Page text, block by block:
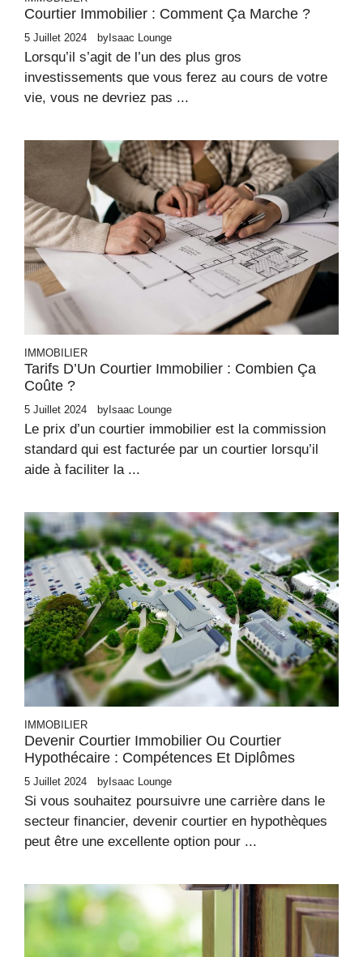
Courtier Immobilier : Comment Ça Marche ?
5 Juillet 2024 by Isaac Lounge
Lorsqu’il s’agit de l’un des plus gros
investissements que vous ferez au cours de votre
vie, vous ne devriez pas ...
IMMOBILIER
Tarifs D’Un Courtier Immobilier : Combien Ça
Coûte ?
5 Juillet 2024 by Isaac Lounge
Le prix d’un courtier immobilier est la commission
standard qui est facturée par un courtier lorsqu’il
aide à faciliter la ...
IMMOBILIER
Devenir Courtier Immobilier Ou Courtier
Hypothécaire : Compétences Et Diplômes
5 Juillet 2024 by Isaac Lounge
Si vous souhaitez poursuivre une carrière dans le
secteur financier, devenir courtier en hypothèques
peut être une excellente option pour ...